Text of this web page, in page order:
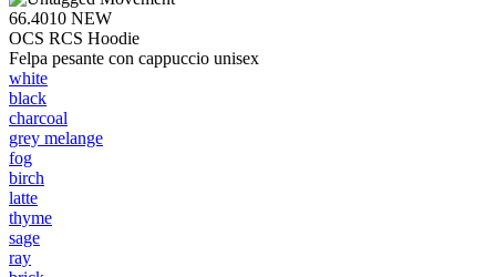
66.4010 NEW
OCS RCS Hoodie
Felpa pesante con cappuccio unisex
white
black
charcoal
grey melange
fog
birch
latte
thyme
sage
ray